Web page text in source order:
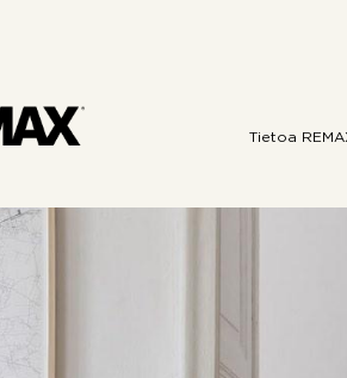
Tietoa